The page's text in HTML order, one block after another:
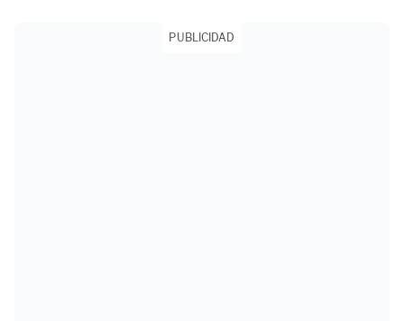
PUBLICIDAD